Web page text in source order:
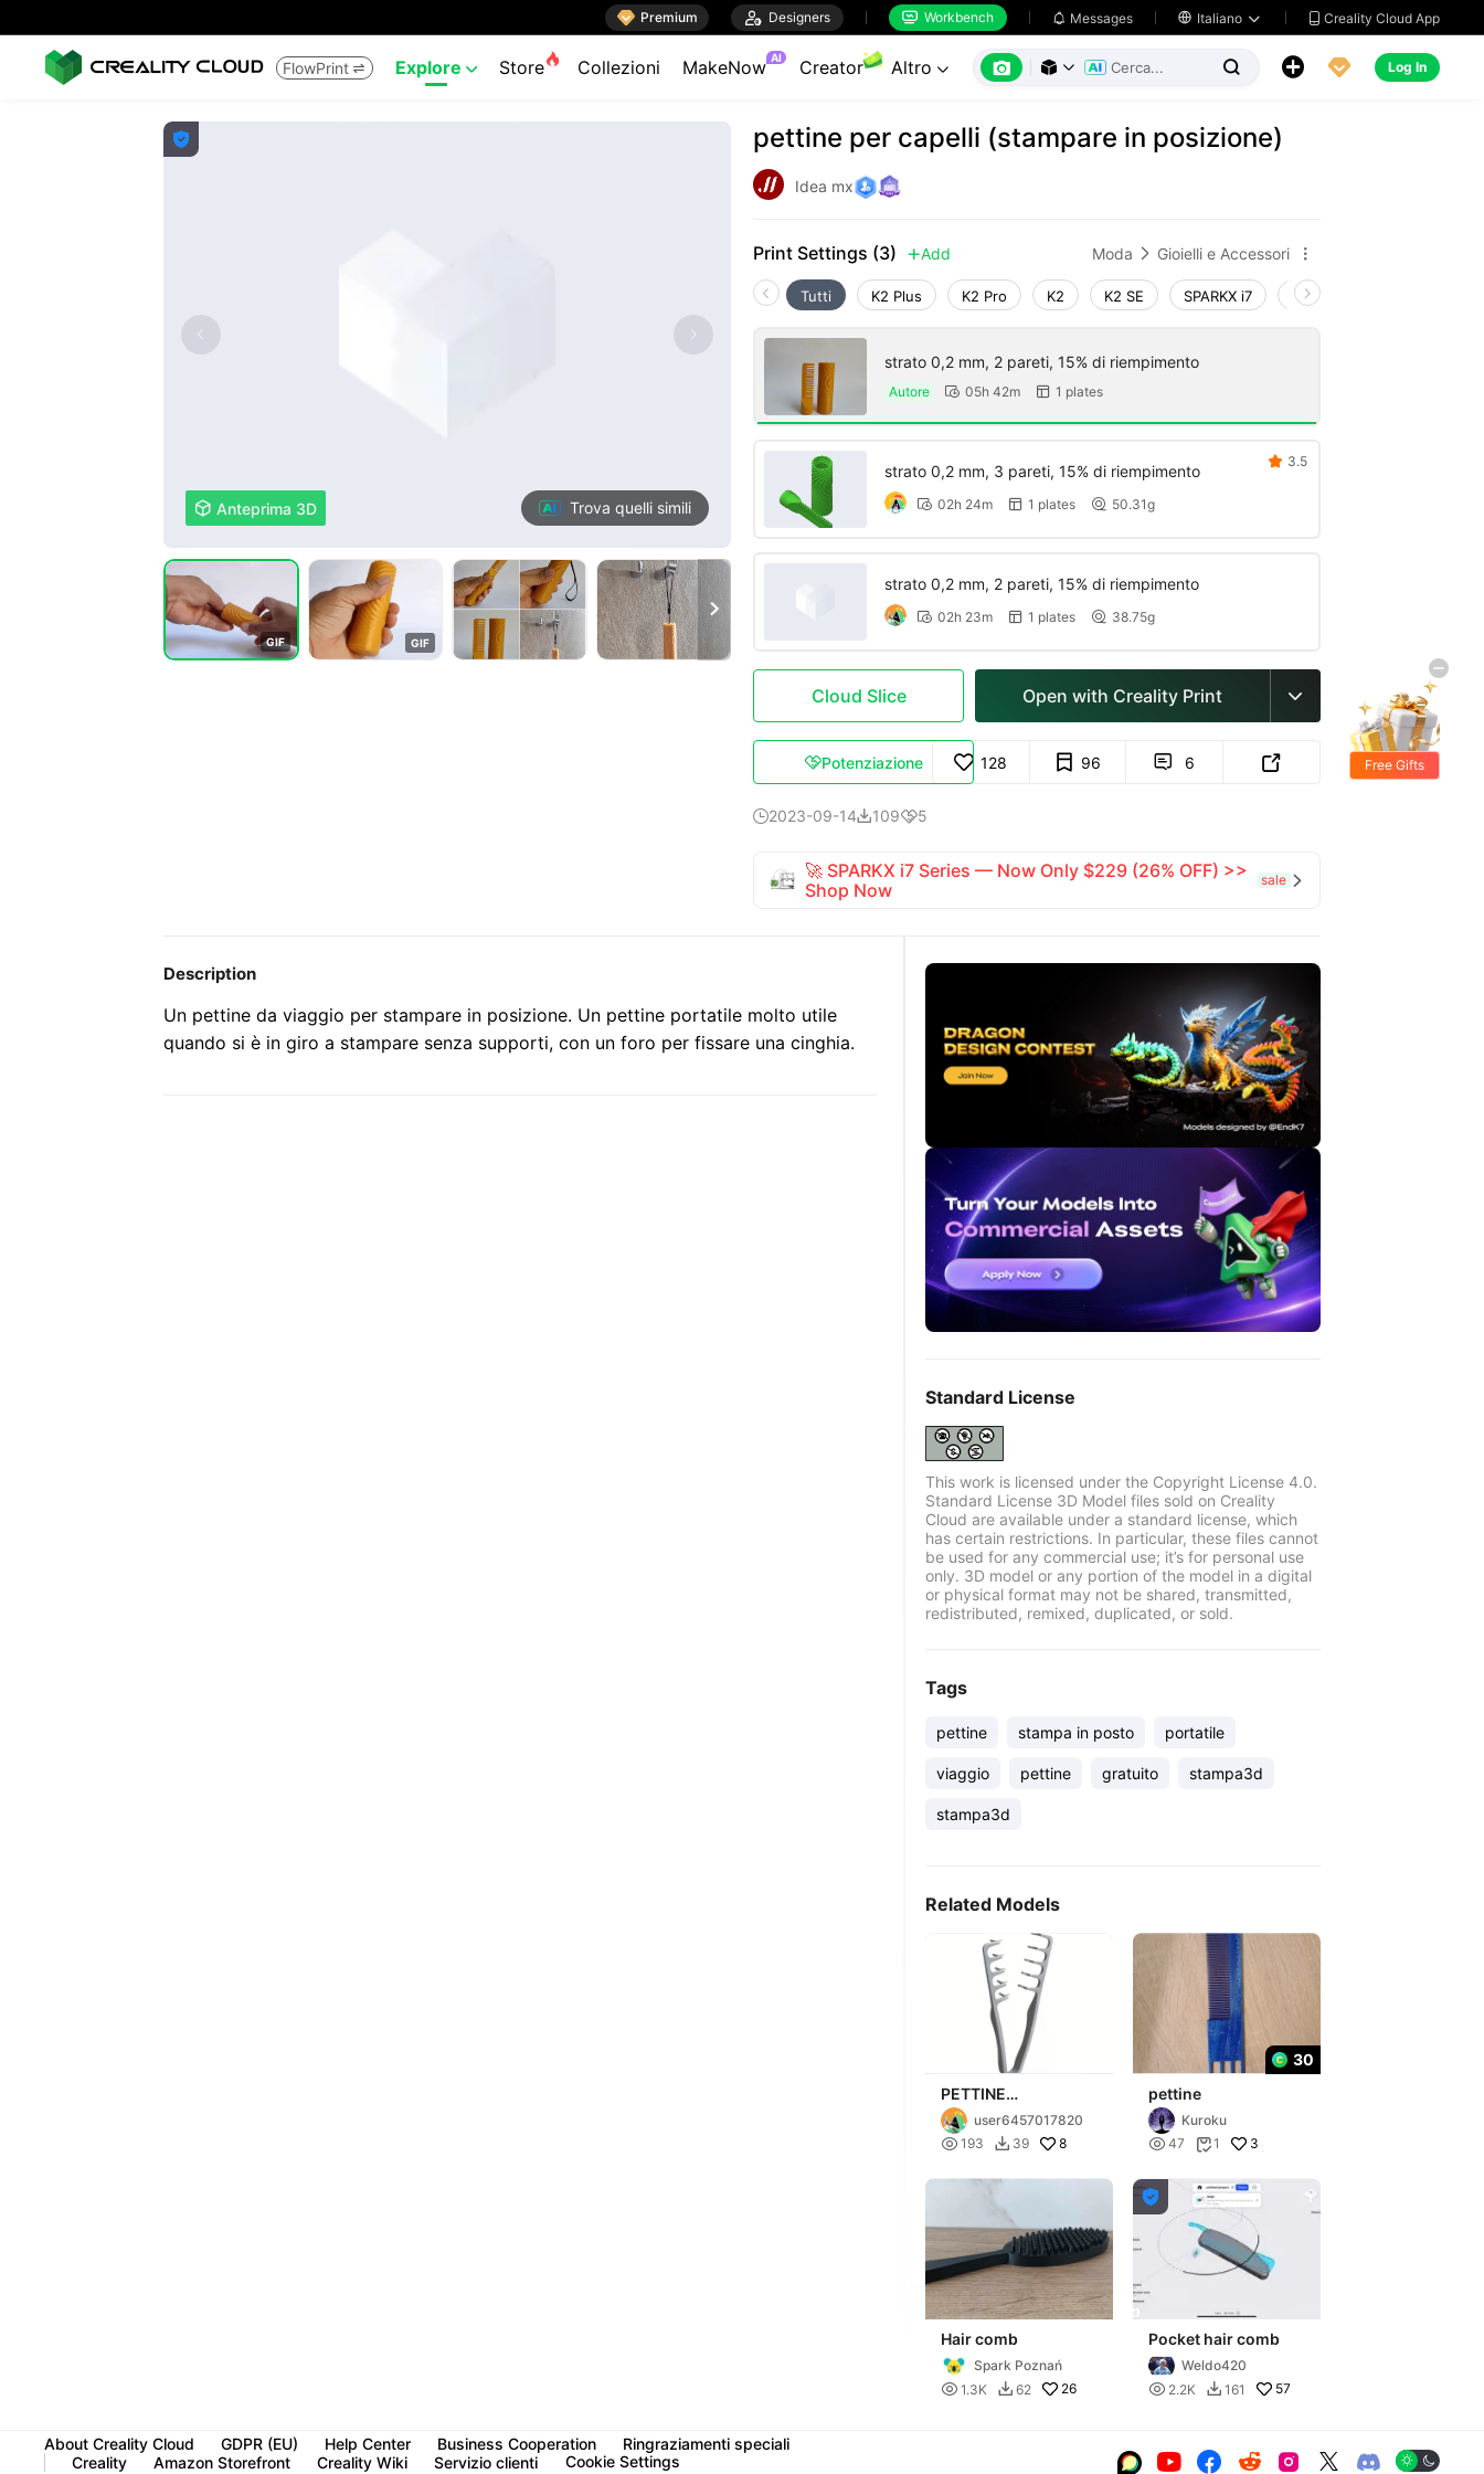
 Premium  Designers  Workbench  Messages  Italiano   Creality Cloud App
FlowPrint  Explore  Store Collezioni MakeNow AI Creator Altro        Log In

 Anteprima 3D Trova quelli simili
GIF GIF

pettine per capelli (stampare in posizione)
Idea mx
Print Settings (3) Add Moda  Gioielli e Accessori 
Tutti K2 Plus K2 Pro K2 K2 SE SPARKX i7 Creality Hi
strato 0,2 mm, 2 pareti, 15% di riempimento
Autore  05h 42m  1 plates
strato 0,2 mm, 3 pareti, 15% di riempimento
 02h 24m  1 plates  50.31g
 3.5
strato 0,2 mm, 2 pareti, 15% di riempimento
 02h 23m  1 plates  38.75g
Cloud Slice Open with Creality Print 
Potenziazione 128 96  6 
2023-09-141095
🚀 SPARKX i7 Series — Now Only $229 (26% OFF) >>
Shop Now
sale 
Description
Un pettine da viaggio per stampare in posizione. Un pettine portatile molto utile
quando si è in giro a stampare senza supporti, con un foro per fissare una cinghia.
Standard License
This work is licensed under the Copyright License 4.0.
Standard License 3D Model files sold on Creality
Cloud are available under a standard license, which
has certain restrictions. In particular, these files cannot
be used for any commercial use; it’s for personal use
only. 3D model or any portion of the model in a digital
or physical format may not be shared, transmitted,
redistributed, remixed, duplicated, or sold.
Tags
pettine stampa in posto portatile
viaggio pettine gratuito stampa3d
stampa3d
Related Models
PETTINE
VOLUMIZZANTE
user6457017820
 193  39 8
30
pettine
Kuroku
 47 1 3
Hair comb
Spark Poznań
 1.3K  62 26

Pocket hair comb
Weldo420
 2.2K  161 57
About Creality Cloud GDPR (EU) Help Center Business Cooperation
Ringraziamenti speciali
Creality
Amazon Storefront Creality Wiki Servizio clienti Cookie Settings      
Free Gifts